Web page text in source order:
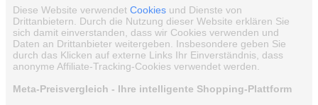
Diese Website verwendet Cookies und Dienste von
Drittanbietern. Durch die Nutzung dieser Website erklären Sie
sich damit einverstanden, dass wir Cookies verwenden und
Daten an Drittanbieter weitergeben. Insbesondere geben Sie
durch das Klicken auf externe Links Ihr Einverständnis, dass
anonyme Affiliate-Tracking-Cookies verwendet werden.
Meta-Preisvergleich - Ihre intelligente Shopping-Plattform